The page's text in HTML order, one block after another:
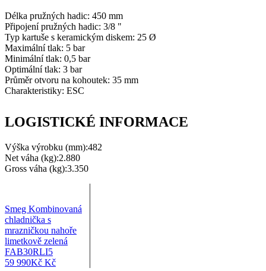
Délka pružných hadic: 450 mm
Připojení pružných hadic: 3/8 "
Typ kartuše s keramickým diskem: 25 Ø
Maximální tlak: 5 bar
Minimální tlak: 0,5 bar
Optimální tlak: 3 bar
Průměr otvoru na kohoutek: 35 mm
Charakteristiky: ESC
LOGISTICKÉ INFORMACE
Výška výrobku (mm):482
Net váha (kg):2.880
Gross váha (kg):3.350
Smeg Kombinovaná
chladnička s
mrazničkou nahoře
limetkově zelená
FAB30RLI5
59 990Kč Kč